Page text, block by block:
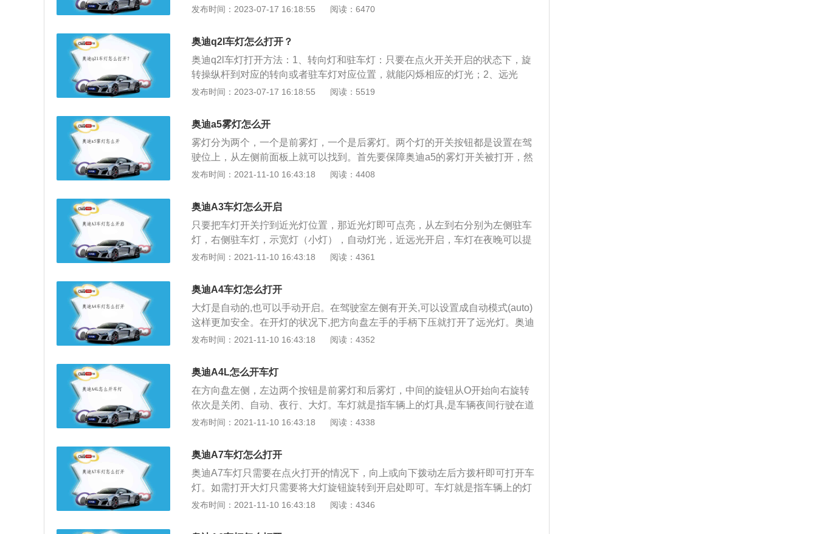
灯。以下是扩展：1、奥迪A6（AudiA6）是一款由奥迪生产的豪华汽车，有轿车
打开大灯清洗，必须先要打开大灯灯光开关，然后向上轻拨雨刮按键，雨刮喷
水，雨刮，大灯喷水会同时进行工作。2、松开雨刮这个拨片开关后，大灯喷头
会自动缩回前保险杠内，如果感觉大灯没有清洗干净，再次打开大灯清洗，必须
要先关闭点火开关，再重新打开点火开关后才可继续刚才的操作，否则不能够打
开大灯清洗。
发布时间：2023-07-17 16:18:55 阅读：6470
奥迪q2l车灯怎么打开？
奥迪q2l车灯打开方法：1、转向灯和驻车灯：只要在点火开关开启的状态下，旋
转操纵杆到对应的转向或者驻车灯对应位置，就能闪烁相应的灯光；2、远光
灯：把操纵杆移动到相应的位置，仪表盘可以看到远光指示灯亮起；3、雾灯、
关旋转至相应的位置，就可以开启对应的灯光。奥迪q2l车身的长宽高分别为423
6mm、1785mm、1548mm，轴距为2628mm，搭载了1.4t涡轮增压发动机，匹配
的是7挡双离合变速箱，这款发动机的最大功率为110kw，最大扭矩为250nm。
发布时间：2023-07-17 16:18:55 阅读：5519
奥迪a5雾灯怎么开
雾灯分为两个，一个是前雾灯，一个是后雾灯。两个灯的开关按钮都是设置在驾
驶位上，从左侧前面板上就可以找到。首先要保障奥迪a5的雾灯开关被打开，然
后在开启小灯或大灯的状态下，雾灯可以打开，关闭雾灯也可以采用手动的方
同时开启使用。雾灯就是安装在汽车上的雾灯，所有车型都会在前面与后面安装
前雾灯与后雾灯。雾灯主要是在大雾天气使用，雾灯的设计是可以保障司机在雾
天气里安全行驶的，黄色防雾灯的光穿透力强，在能见度低的雾天，可以使司机
的视线更好，提高能见度，让司机在较远处及时发现行人与车辆，及时规避交通
事故。奥迪a5的前雾灯是明亮的黄色灯，后雾灯则为红色灯。两者在标志上也存
表控制台上。大雾天气建议前后雾灯不要分开使用，要同时使用。使用红色和黄
色灯是根据其科学性质来选择的，黄色是最纯的颜色，汽车的黄色防雾灯可以穿
透很厚的浓雾射到很远的地方。所以雾灯的设计是十分科学又安全的。
发布时间：2021-11-10 16:43:18 阅读：4408
奥迪A3车灯怎么开启
只要把车灯开关拧到近光灯位置，那近光灯即可点亮，从左到右分别为左侧驻车
灯，右侧驻车灯，示宽灯（小灯），自动灯光，近远光开启，车灯在夜晚可以提
高驾驶员的视野。最左侧单独按钮则为雾灯，中间圆圈从左到右分别为左侧驻车
关就可以了，灯光使用的方法其实和普通轿车没什么大的区别，分别有示宽灯、
近光灯、远光灯、雾灯等日常使用灯。示宽灯：示宽灯是在光线不好时可以显示
车身的大概宽度，避免后车超车或与对向车辆交汇时出现剐蹭等事故。近光灯：
相信大家对这个指示灯再熟悉不过了，近光灯是夜间或光线不好时，为驾驶员提
供照明的主要灯光，它的照射范围大概在30米至40米左右。直接按下就可开启。
有来车时，切换成近光灯。现在有些司机在驾驶车辆时，长时间开启远光灯，这
种做法是不对的，会影响对向车辆司机的视线甚至引发事故。
发布时间：2021-11-10 16:43:18 阅读：4361
奥迪A4车灯怎么打开
大灯是自动的,也可以手动开启。在驾驶室左侧有开关,可以设置成自动模式(auto)
这样更加安全。在开灯的状况下,把方向盘左手的手柄下压就打开了远光灯。奥迪
A4如果离远了看，甚至可能会和A6搞混。因为奥迪的前脸造型太一致了，好处是
因为国产A6是经过加长的。A4在车身后部添加了一些棱线，只是一点细微差别就
可以体现出与行政级的A6不一样的个性所在。奥迪A4车门把手的设计强调人机工
程学效应和完善的功能。把手的压力点敏感，便于打开车门。把手还可提供最佳
的握力，以便在一旦发生车祸时可用力打开车门。奥迪A4后部有一个微妙之处不
易被发现。汽车收音机和电信系统的天线位于后车窗的周边，并漆成暗色，因而
发布时间：2021-11-10 16:43:18 阅读：4352
奥迪A4L怎么开车灯
在方向盘左侧，左边两个按钮是前雾灯和后雾灯，中间的旋钮从O开始向右旋转
依次是关闭、自动、夜行、大灯。车灯就是指车辆上的灯具,是车辆夜间行驶在道
路照明的工具，也是发出各种车辆行驶信号的提示工具。一般分为前照灯、尾
出的光可以照亮车体前方的道路情况，使驾驶者可以在黑夜里安全的行车，组合
前照灯按照光源可分为：卤钨灯、氙气灯，按照功能可分（1）近光灯、（2）远
光灯、（3）前转向灯、（4）前位灯（又叫示宽灯，表明车辆存在的位置灯），
前雾灯。雾灯国家法规未强制要求，所有车型基本都配备。雾灯装于汽车前部比
前照灯稍低的位置，用于雨雾天气行车时照明道路。因为雾天能见度低，驾驶员
发布时间：2021-11-10 16:43:18 阅读：4338
奥迪A7车灯怎么打开
奥迪A7车灯只需要在点火打开的情况下，向上或向下拨动左后方拨杆即可打开车
灯。如需打开大灯只需要将大灯旋钮旋转到开启处即可。车灯就是指车辆上的灯
具,是车辆夜间行驶在道路照明的工具，也是发出各种车辆行驶信号的提示工具。
明和信号作用。前照灯发出的光可以照亮车体前方的道路情况，使驾驶者可以在
发布时间：2021-11-10 16:43:18 阅读：4346